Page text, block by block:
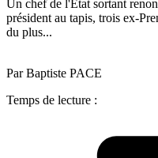
Un chef de l'Etat sortant
président au tapis, trois ex-
du plus...
Par Baptiste PACE
Temps de lecture :